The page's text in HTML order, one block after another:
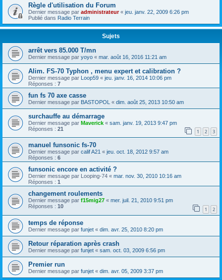
Règle d'utilisation du Forum
Dernier message par administrateur« jeu. janv. 22, 2009 6:26 pm
Publié dans Radio Terrain
Sujets
arrêt vers 85.000 T/mn
Dernier message par yoyo « mar. août 16, 2016 11:21 am
Alim. FS-70 Typhon , menu expert et calibration ?
Dernier message par Loop59 « jeu. janv. 16, 2014 10:06 pm
Réponses : 7
fun fs 70 axe casse
Dernier message par BASTOPOL « dim. août 25, 2013 10:50 am
surchauffe au démarrage
Dernier message par Maverick « sam. janv. 19, 2013 9:47 pm
Réponses : 21 1 2 3
manuel funsonic fs-70
Dernier message par calif A21 « jeu. oct. 18, 2012 9:57 am
Réponses : 6
funsonic encore en activité ?
Dernier message par Looping-74 « mar. nov. 30, 2010 10:16 am
Réponses : 1
changement roulements
Dernier message par f15mig27 « mer. juil. 21, 2010 9:51 pm
Réponses : 10 1 2
temps de réponse
Dernier message par funjet « dim. avr. 25, 2010 8:20 pm
Retour réparation après crash
Dernier message par funjet « sam. oct. 03, 2009 6:56 pm
Premier run
Dernier message par funjet « dim. avr. 05, 2009 3:37 pm